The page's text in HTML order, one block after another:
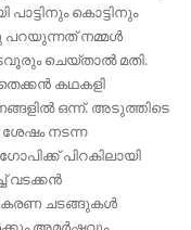
പാട്ടിനും കൊട്ടിനും
നമ്മൾ
ചെയ്‌താൽ മതി.
കഥകളി
ഒന്ന്. അടുത്തിടെ
നടന്ന
പിറകിലായി
വടക്കന്‍
ചടങ്ങുകള്‍